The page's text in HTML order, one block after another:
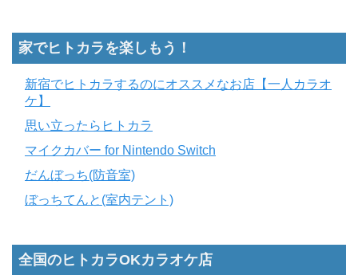
家でヒトカラを楽しもう！
新宿でヒトカラするのにオススメなお店【一人カラオ
ケ】
思い立ったらヒトカラ
マイクカバー for Nintendo Switch
だんぼっち(防音室)
ぼっちてんと(室内テント)
全国のヒトカラOKカラオケ店